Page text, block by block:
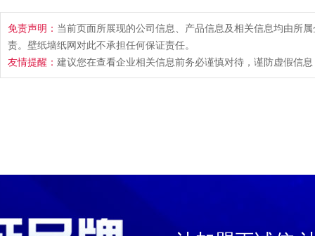
免责声明： 当前页面所展现的公司信息、产品信息及相关信息均由所
责。壁纸墙纸网对此不承担任何保证责任。
友情提醒： 建议您在查看企业相关信息前务必谨慎对待，谨防虚假信